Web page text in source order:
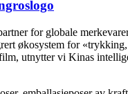
for globale
økosystem for
utnytter vi Kinas